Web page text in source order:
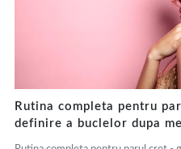
Rutina completa pentru
definire a buclelor dupa